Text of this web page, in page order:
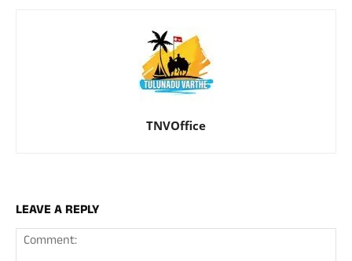
TNVOffice
LEAVE A REPLY